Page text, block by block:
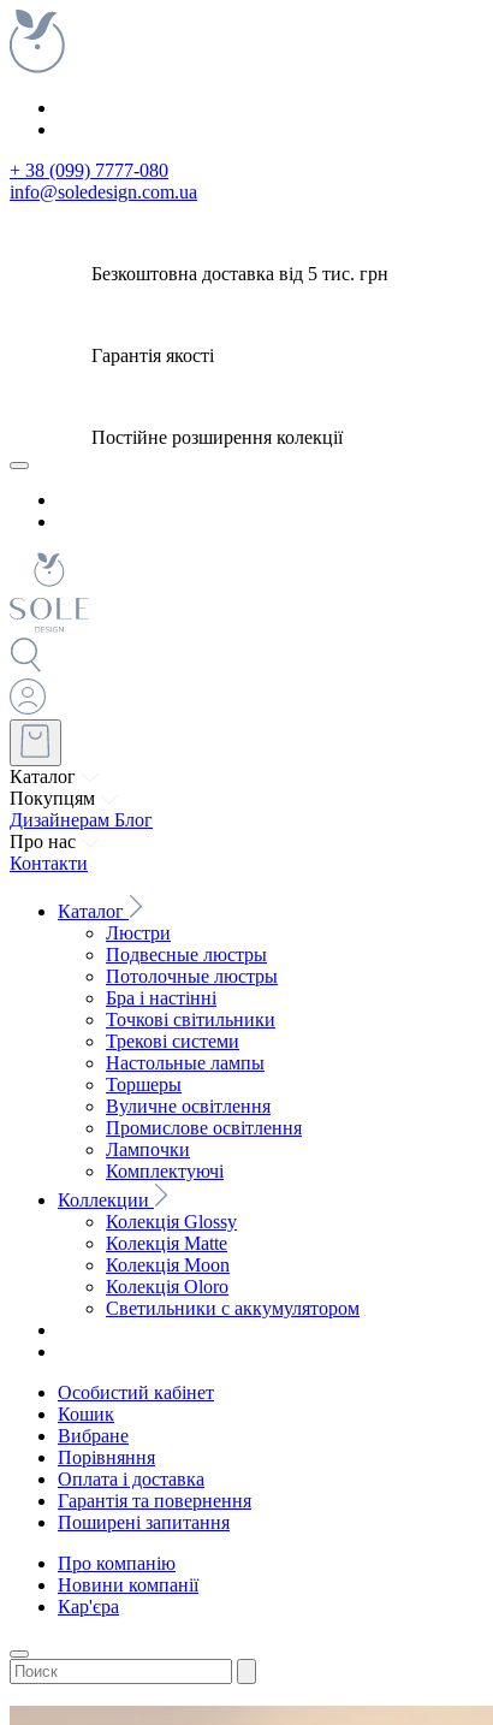
+ 38 (099) 7777-080
info@soledesign.com.ua
Безкоштовна доставка від 5 тис. грн
Гарантія якості
Постійне розширення колекції
Каталог
Покупцям
Дизайнерам Блог
Про нас
Контакти
Каталог
Люстри
Подвесные люстры
Потолочные люстры
Бра і настінні
Точкові світильники
Трекові системи
Настольные лампы
Торшеры
Вуличне освітлення
Промислове освітлення
Лампочки
Комплектуючі
Коллекции
Колекція Glossy
Колекція Matte
Колекція Moon
Колекція Oloro
Светильники с аккумулятором
Особистий кабінет
Кошик
Вибране
Порівняння
Оплата і доставка
Гарантія та повернення
Поширені запитання
Про компанію
Новини компанії
Кар'єра